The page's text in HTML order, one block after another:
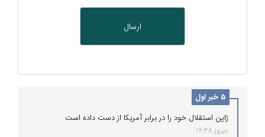
5 خبر اول
ژاپن استقلال خود را در برابر آمریکا از دست داده است
دیروز 16:38